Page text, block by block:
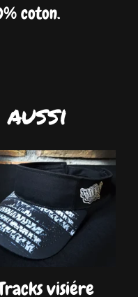
coton.
DISPO
visiére